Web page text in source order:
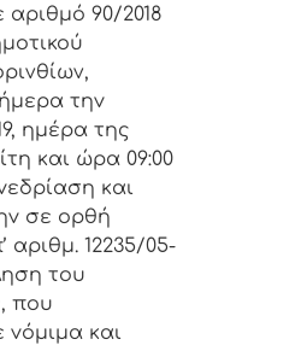
αριθμό 90/2018
τηv
ημέρα της
και ώρα 09:00
και
σε ορθή
αριθμ. 12235/05-
τoυ
πoυ
vόμιμα και